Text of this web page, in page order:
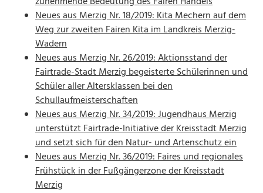
Neues aus Merzig Nr. 18/2019: Kita Mechern auf dem
Weg zur zweiten Fairen Kita im Landkreis Merzig-
Wadern
Neues aus Merzig Nr. 26/2019: Aktionsstand der
Fairtrade-Stadt Merzig begeisterte Schülerinnen und
Schüler aller Altersklassen bei den
Schullaufmeisterschaften
Neues aus Merzig Nr. 34/2019: Jugendhaus Merzig
unterstützt Fairtrade-Initiative der Kreisstadt Merzig
und setzt sich für den Natur- und Artenschutz ein
Neues aus Merzig Nr. 36/2019: Faires und regionales
Frühstück in der Fußgängerzone der Kreisstadt
Merzig